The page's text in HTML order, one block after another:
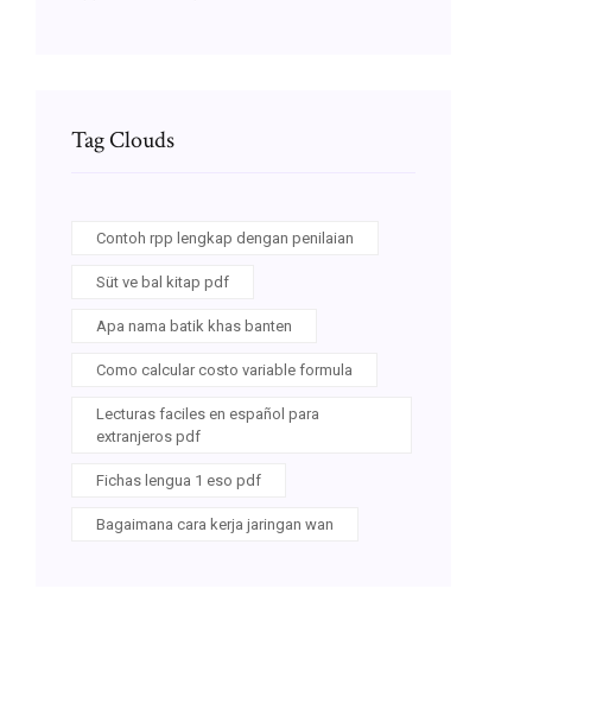
Tag Clouds
Contoh rpp lengkap dengan penilaian
Süt ve bal kitap pdf
Apa nama batik khas banten
Como calcular costo variable formula
Lecturas faciles en español para
extranjeros pdf
Fichas lengua 1 eso pdf
Bagaimana cara kerja jaringan wan